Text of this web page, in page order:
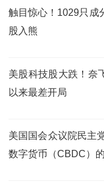
触目惊心！1029只成
股入熊
美股科技股大跌！奈
以来最差开局
美国国会众议院民主
数字货币（CBDC）